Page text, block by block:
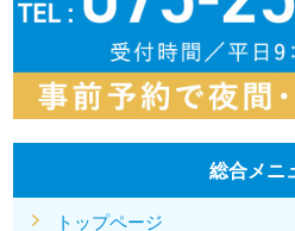
総合メニ
トップページ